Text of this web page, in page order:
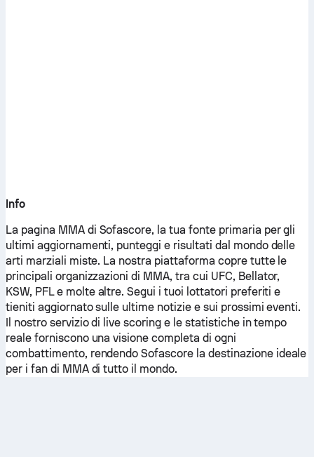
Info
La pagina MMA di Sofascore, la tua fonte primaria per gli
ultimi aggiornamenti, punteggi e risultati dal mondo delle
arti marziali miste. La nostra piattaforma copre tutte le
principali organizzazioni di MMA, tra cui UFC, Bellator,
KSW, PFL e molte altre. Segui i tuoi lottatori preferiti e
tieniti aggiornato sulle ultime notizie e sui prossimi eventi.
Il nostro servizio di live scoring e le statistiche in tempo
reale forniscono una visione completa di ogni
combattimento, rendendo Sofascore la destinazione ideale
per i fan di MMA di tutto il mondo.